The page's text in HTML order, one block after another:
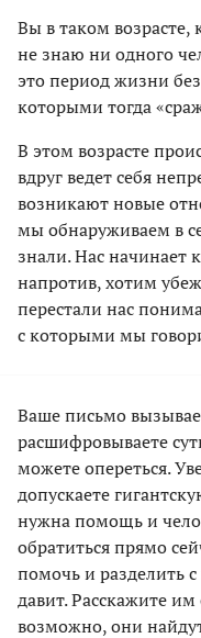
Вы в таком возрасте,
не знаю ни одного
это период жизни
которыми тогда
В этом возрасте
вдруг ведет себя
возникают новые
мы обнаруживаем в
знали. Нас начинает
напротив, хотим
перестали нас
с которыми мы
Ваше письмо
расшифровываете
можете опереться.
допускаете
нужна помощь и
обратиться прямо
помочь и разделить
давит. Расскажите им
возможно, они